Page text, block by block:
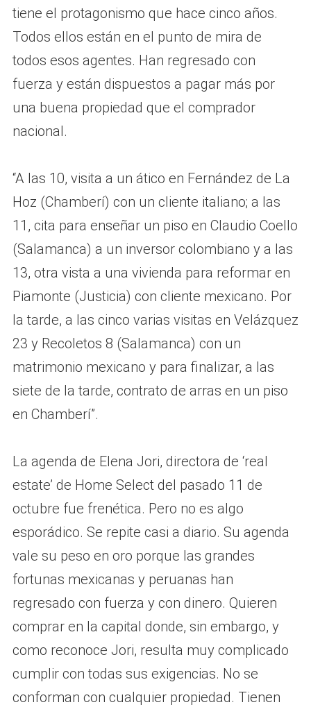
tiene el protagonismo que hace cinco años.
Todos ellos están en el punto de mira de
todos esos agentes. Han regresado con
fuerza y están dispuestos a pagar más por
una buena propiedad que el comprador
nacional.
“A las 10, visita a un ático en Fernández de La
Hoz (Chamberí) con un cliente italiano; a las
11, cita para enseñar un piso en Claudio Coello
(Salamanca) a un inversor colombiano y a las
13, otra vista a una vivienda para reformar en
Piamonte (Justicia) con cliente mexicano. Por
la tarde, a las cinco varias visitas en Velázquez
23 y Recoletos 8 (Salamanca) con un
matrimonio mexicano y para finalizar, a las
siete de la tarde, contrato de arras en un piso
en Chamberí”.
La agenda de Elena Jori, directora de ‘real
estate’ de Home Select del pasado 11 de
octubre fue frenética. Pero no es algo
esporádico. Se repite casi a diario. Su agenda
vale su peso en oro porque las grandes
fortunas mexicanas y peruanas han
regresado con fuerza y con dinero. Quieren
comprar en la capital donde, sin embargo, y
como reconoce Jori, resulta muy complicado
cumplir con todas sus exigencias. No se
conforman con cualquier propiedad. Tienen